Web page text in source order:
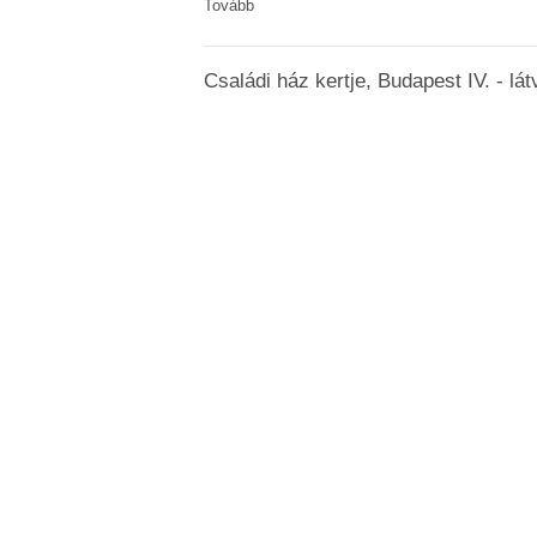
Tovább
Családi ház kertje, Budapest IV. -